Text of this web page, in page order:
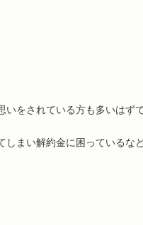
をされている方も多いはずで
しまい解約金に困っているな